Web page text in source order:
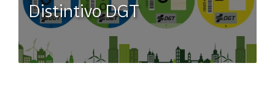
Distintivo DGT